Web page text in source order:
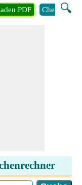
🔍
PDF Chemie